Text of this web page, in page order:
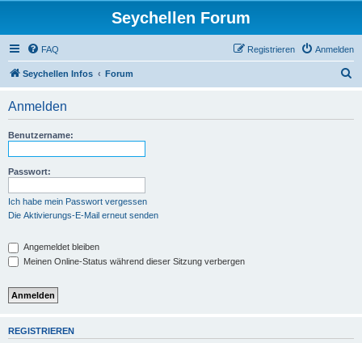
Seychellen Forum
FAQ Anmelden
Registrieren
Seychellen Infos Forum
Anmelden
Benutzername:
Passwort:
Ich habe mein Passwort vergessen
Die Aktivierungs-E-Mail erneut senden
Angemeldet bleiben
Meinen Online-Status während dieser Sitzung verbergen
REGISTRIEREN